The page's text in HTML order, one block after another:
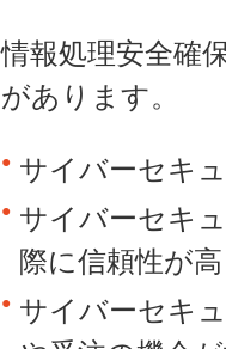
情報処理安全確
があります。
サイバーセキ
サイバーセキ
際に信頼性が
サイバーセキ